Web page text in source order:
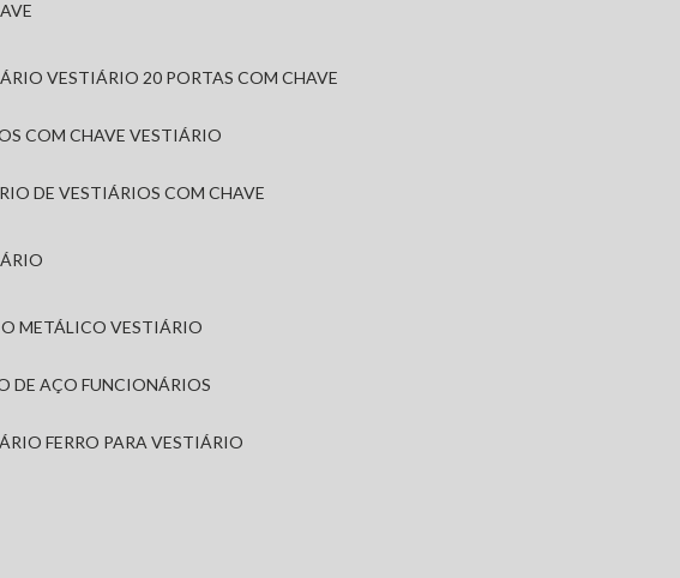
VESTIÁRIO 20 PORTAS COM CHAVE
COM CHAVE VESTIÁRIO
DE VESTIÁRIOS COM CHAVE
METÁLICO VESTIÁRIO
DE AÇO FUNCIONÁRIOS
FERRO PARA VESTIÁRIO